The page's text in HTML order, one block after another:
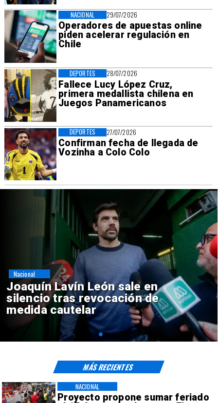
29/07/2026
Operadores de apuestas online
piden acelerar regulación en
Chile
NACIONAL
28/07/2026
Fallece Lucy López Cruz,
primera medallista chilena en
Juegos Panamericanos
DEPORTES
27/07/2026
Confirman fecha de llegada de
Vozinha a Colo Colo
DEPORTES
Chile y Venezuela formalizan
reinicio de relaciones
consulares
Nacional
Proyecto propone sumar feriado
NACIONAL
MÁS RECIENTES